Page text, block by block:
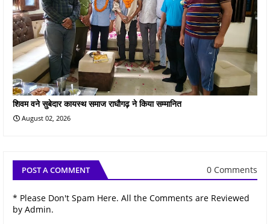
शिवम वने सुबेदार कायस्थ समाज राघौगढ़ ने किया सम्मानित
August 02, 2026
POST A COMMENT 0 Comments
* Please Don't Spam Here. All the Comments are Reviewed
by Admin.